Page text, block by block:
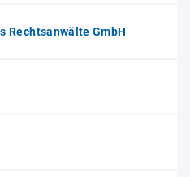
Rechtsanwälte GmbH